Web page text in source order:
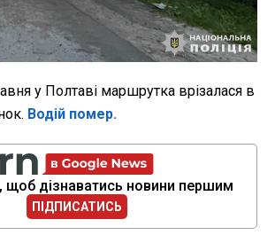
у Полтаві маршрутка врізалася в
Водій помер.
щоб дізнаватись новини першим
ПІДПИСАТИСЬ